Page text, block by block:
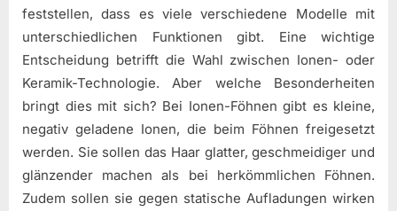
feststellen, dass es viele verschiedene Modelle mit
unterschiedlichen Funktionen gibt. Eine wichtige
Entscheidung betrifft die Wahl zwischen Ionen- oder
Keramik-Technologie. Aber welche Besonderheiten
bringt dies mit sich? Bei Ionen-Föhnen gibt es kleine,
negativ geladene Ionen, die beim Föhnen freigesetzt
werden. Sie sollen das Haar glatter, geschmeidiger und
glänzender machen als bei herkömmlichen Föhnen.
Zudem sollen sie gegen statische Aufladungen wirken